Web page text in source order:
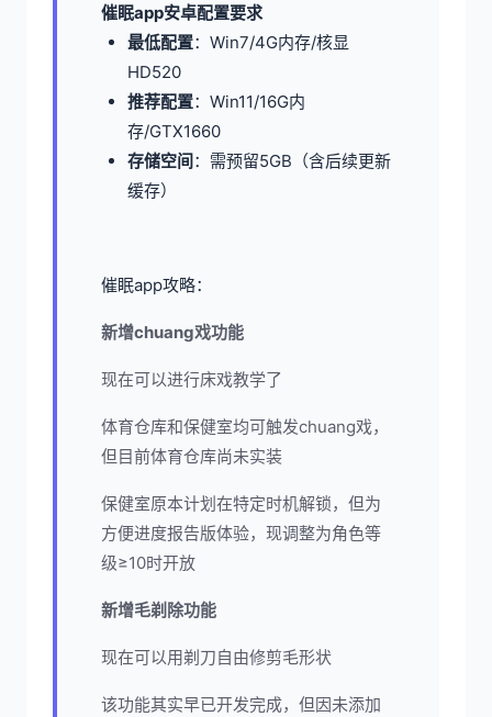
催眠app安卓配置要求
​最低配置​​：Win7/4G内存/核显
HD520
​推荐配置​​：Win11/16G内
存/GTX1660
​存储空间​​：需预留5GB（含后续更新
缓存）
催眠app攻略：
新增chuang戏功能
现在可以进行床戏教学了
体育仓库和保健室均可触发chuang戏，
但目前体育仓库尚未实装
保健室原本计划在特定时机解锁，但为
方便进度报告版体验，现调整为角色等
级≥10时开放
新增毛剃除功能
现在可以用剃刀自由修剪毛形状
该功能其实早已开发完成，但因未添加